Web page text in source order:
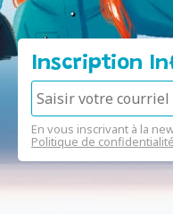
Inscription
En vous inscrivant à la
Politique de confidentialité